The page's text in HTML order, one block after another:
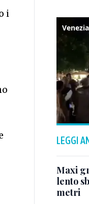
i
LEGGI
Maxi
lento
metri